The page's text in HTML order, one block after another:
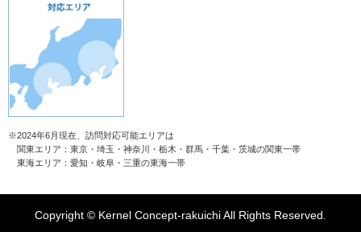
2024年6月現在、訪問対応可能エリアは
関東エリア：東京・埼玉・神奈川・栃木・群馬・千葉・茨城の関東一帯
東海エリア：愛知・岐阜・三重の東海一帯
Copyright © Kernel Concept-rakuichi All Rights Reserved.